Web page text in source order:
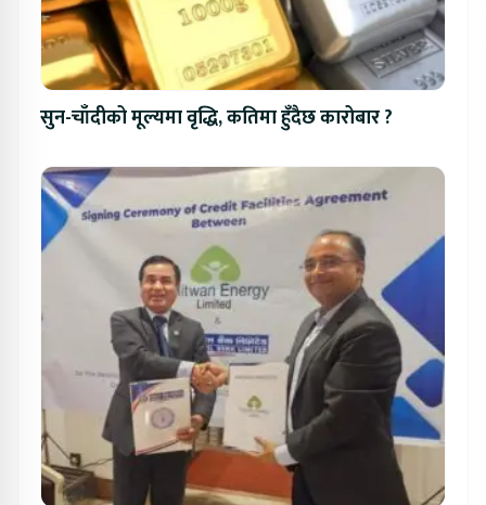
सुन-चाँदीको मूल्यमा वृद्धि, कतिमा हुँदैछ कारोबार ?